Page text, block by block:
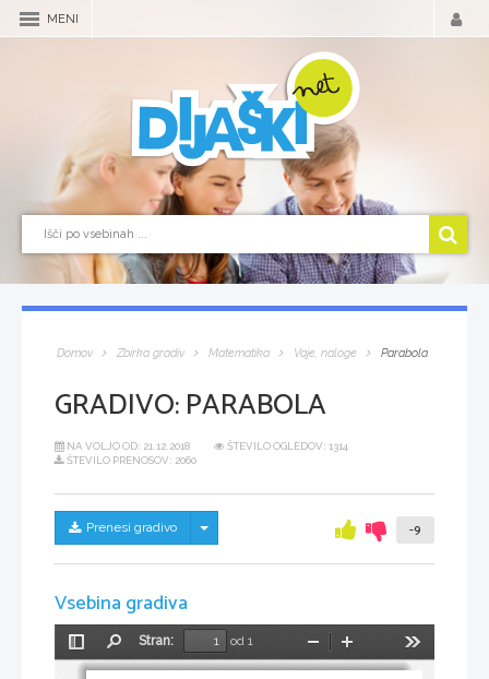
MENI
Domov Zbirka gradiv Matematika Vaje, naloge Parabola
GRADIVO:PARABOLA
NA VOLJO OD: 21.12.2018
ŠTEVILO OGLEDOV: 1314
ŠTEVILO PRENOSOV: 2060
Prenesi gradivo Skrij/prikaži meni -9
Vsebina gradiva
Preklopi
stransko
Stran:
od 1
Pomanjšaj